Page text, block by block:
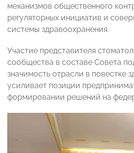
механизмов общественного
регуляторных инициатив и
системы здравоохранения.
Участие представителя
сообщества в составе Совета
значимость отрасли в повестке
усиливает позиции
формировании решений на